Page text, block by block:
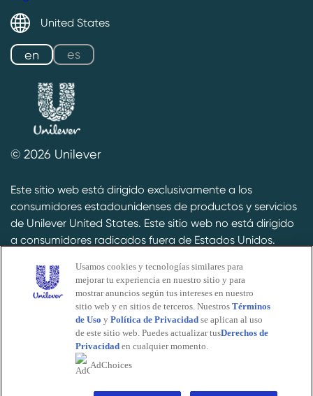
United States
en es
© 2026 Unilever
Este sitio web está dirigido exclusivamente a los
consumidores estadounidenses de productos y servicios
de Unilever United States. Este sitio web no está dirigido
a consumidores radicados fuera de Estados Unidos.
Based on NielsenIQ unit and volume sales information for
the Deodorant category (last 12 months available as of
January 2025) © 2025, NielsenIQ. Details available
Usamos cookies y tecnologías similares para
mejorar tu experiencia en nuestro sitio y para
mostrar anuncios según tus intereses en nuestro
sitio web y en sitios de terceros. NuestrosTérminos
de Uso yPolítica de Privacidadse aplican al uso
de este sitio web. Puedes actualizar tusDerechos de
Privacidad en cualquier momento.
AdChoices